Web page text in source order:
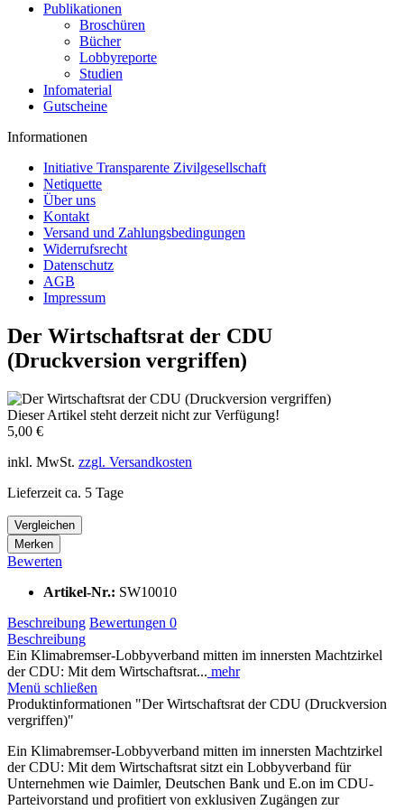
Publikationen
Broschüren
Bücher
Lobbyreporte
Studien
Infomaterial
Gutscheine
Informationen
Initiative Transparente Zivilgesellschaft
Netiquette
Über uns
Kontakt
Versand und Zahlungsbedingungen
Widerrufsrecht
Datenschutz
AGB
Impressum
Der Wirtschaftsrat der CDU
(Druckversion vergriffen)
Dieser Artikel steht derzeit nicht zur Verfügung!
5,00 €
inkl. MwSt. zzgl. Versandkosten
Lieferzeit ca. 5 Tage
Vergleichen
Merken
Bewerten
Artikel-Nr.: SW10010
Beschreibung Bewertungen 0
Beschreibung
Ein Klimabremser-Lobbyverband mitten im innersten Machtzirkel
der CDU: Mit dem Wirtschaftsrat... mehr
Menü schließen
Produktinformationen "Der Wirtschaftsrat der CDU (Druckversion
vergriffen)"
Ein Klimabremser-Lobbyverband mitten im innersten Machtzirkel
der CDU: Mit dem Wirtschaftsrat sitzt ein Lobbyverband für
Unternehmen wie Daimler, Deutschen Bank und E.on im CDU-
Parteivorstand und profitiert von exklusiven Zugängen zur